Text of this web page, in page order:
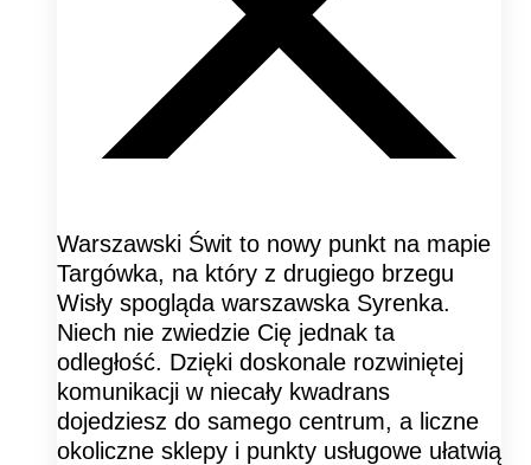
Warszawski Świt to nowy punkt na mapie
Targówka, na który z drugiego brzegu
Wisły spogląda warszawska Syrenka.
Niech nie zwiedzie Cię jednak ta
odległość. Dzięki doskonale rozwiniętej
komunikacji w niecały kwadrans
dojedziesz do samego centrum, a liczne
okoliczne sklepy i punkty usługowe ułatwią